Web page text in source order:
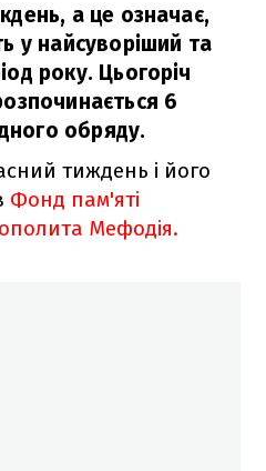
а це означає,
у найсуворіший та
року. Цьогоріч
6
обряду.
тиждень і його
Фонд пам'яті
Мефодія.